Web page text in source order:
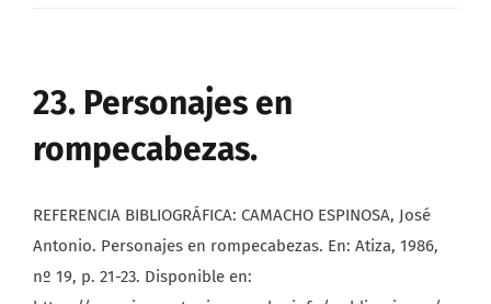
23. Personajes en
rompecabezas.
REFERENCIA BIBLIOGRÁFICA: CAMACHO ESPINOSA, José
Antonio. Personajes en rompecabezas. En: Atiza, 1986,
nº 19, p. 21-23. Disponible en: